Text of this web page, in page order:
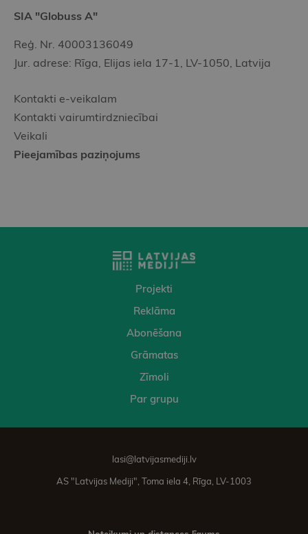
SIA "Globuss A"
Reģ. Nr. 40003136049
Jur. adrese: Rīga, Elijas iela 17-1, LV-1050, Latvija
Kontakti e-veikalam
Kontakti vairumtirdzniecībai
Veikali
Pieejamības paziņojums
Projekti
Reklāma
Abonēšana
Grāmatas
Zīmoli
Par grupu
lasi@latvijasmediji.lv
AS "Latvijas Mediji", Toma iela 4, Rīga, LV-1003